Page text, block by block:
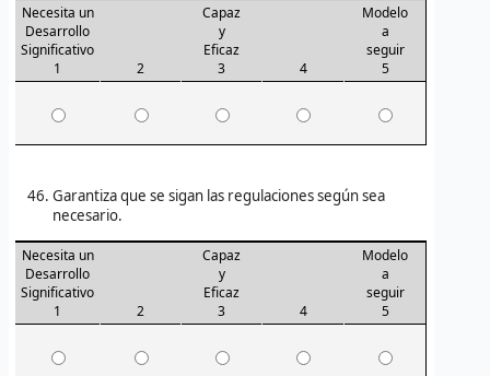
Necesita un
Desarrollo
Significativo
1
2
Capaz
y
Eficaz
3
4
Modelo
a
seguir
5
Garantiza que se sigan las regulaciones según sea
necesario.
Necesita un
Desarrollo
Significativo
1
2
Capaz
y
Eficaz
3
4
Modelo
a
seguir
5